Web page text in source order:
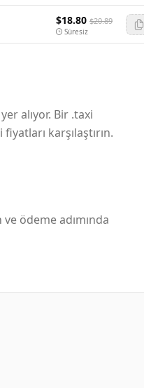
$18.80 $20.89
Süresiz
alıyor. Bir .taxi
karşılaştırın.
ödeme adımında